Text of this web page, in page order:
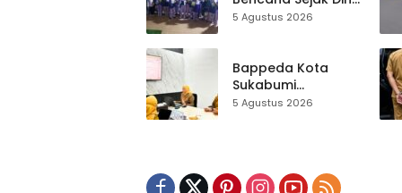
Anak-anak KB
Lewat Boneka
Tangan
5 Agustus 2026
Bappeda Kota
Sukabumi
Matangkan Inovasi
5 Agustus 2026